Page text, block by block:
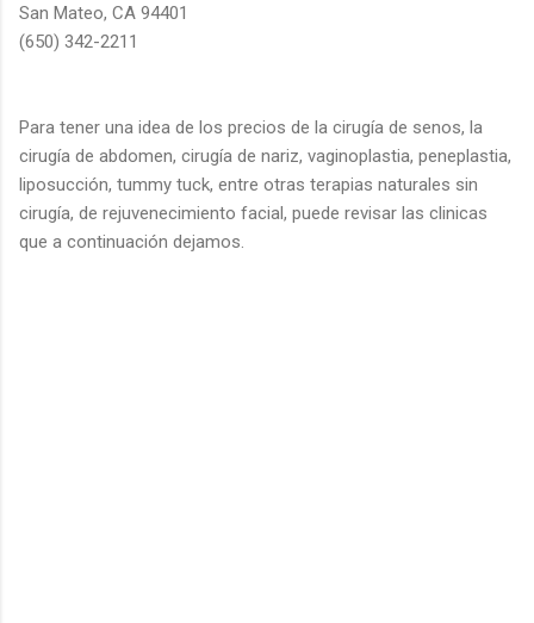
San Mateo, CA 94401
(650) 342-2211
Para tener una idea de los precios de la cirugía de senos, la
cirugía de abdomen, cirugía de nariz, vaginoplastia, peneplastia,
liposucción, tummy tuck, entre otras terapias naturales sin
cirugía, de rejuvenecimiento facial, puede revisar las clinicas
que a continuación dejamos.